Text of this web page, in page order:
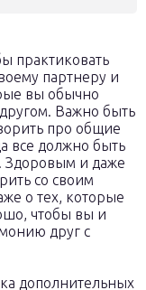
практиковать
партнеру и
вы обычно
Важно быть
про общие
все должно быть
Здоровым и даже
со своим
о тех, которые
чтобы вы и
друг с
дополнительных